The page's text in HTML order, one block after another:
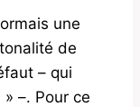
une
de
– qui
» –. Pour ce